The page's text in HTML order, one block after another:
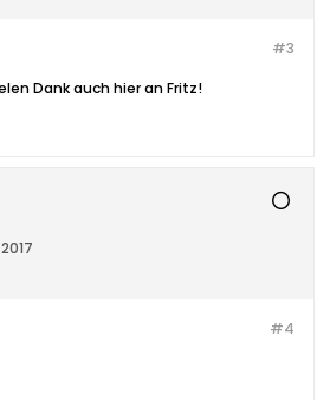
#3
Dank auch hier an Fritz!
#4